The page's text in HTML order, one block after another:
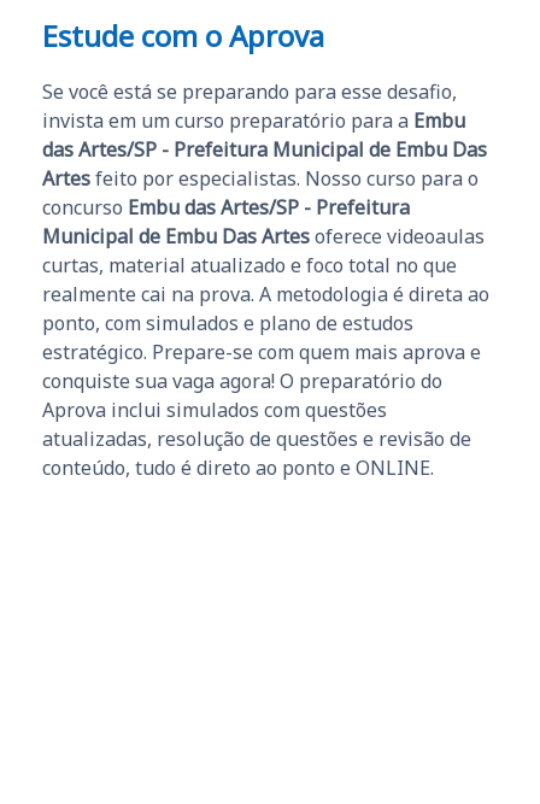
Estude com o Aprova
Se você está se preparando para esse desafio,
invista em um curso preparatório para a Embu
das Artes/SP - Prefeitura Municipal de Embu Das
Artesfeito por especialistas. Nosso curso para o
concurso Embu das Artes/SP - Prefeitura
Municipal de Embu Das Artesoferece videoaulas
curtas, material atualizado e foco total no que
realmente cai na prova. A metodologia é direta ao
ponto, com simulados e plano de estudos
estratégico. Prepare-se com quem mais aprova e
conquiste sua vaga agora! O preparatório do
Aprova inclui simulados com questões
atualizadas, resolução de questões e revisão de
conteúdo, tudo é direto ao ponto e ONLINE.